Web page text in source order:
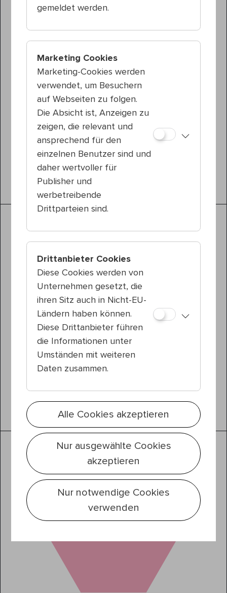
Kabarett
Tanz & Performance
gemeldet werden.
Marketing Cookies
Marketing-Cookies werden
verwendet, um Besuchern
auf Webseiten zu folgen.
Die Absicht ist, Anzeigen zu
zeigen, die relevant und
ansprechend für den
einzelnen Benutzer sind und
daher wertvoller für
Publisher und
werbetreibende
Drittparteien sind.
Drittanbieter Cookies
Diese Cookies werden von
Unternehmen gesetzt, die
ihren Sitz auch in Nicht-EU-
Ländern haben können.
Diese Drittanbieter führen
die Informationen unter
Umständen mit weiteren
Daten zusammen.
Alle Cookies akzeptieren
Nur ausgewählte Cookies
akzeptieren
Nur notwendige Cookies
verwenden